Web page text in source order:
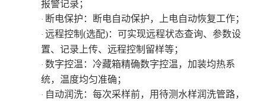
报警记录；
· 断电保护：断电自动保护，上电自动恢复工作；
· 远程控制 (选配)：可实现远程状态查询、参数设
置、记录上传、远程控制留样等；
· 数字控温：冷藏箱精确数字控温，加装均热系
统，温度均匀准确；
· 自动润洗：每次采样前，用待测水样润洗管路，